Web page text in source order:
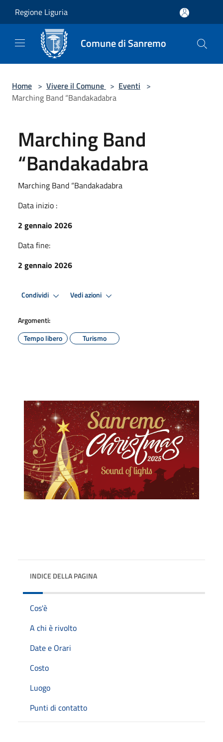
Regione Liguria
Comune di Sanremo
Home > Vivere il Comune > Eventi >
Marching Band “Bandakadabra
Marching Band
“Bandakadabra
Marching Band “Bandakadabra
Data inizio :
2 gennaio 2026
Data fine:
2 gennaio 2026
Condividi Vedi azioni
Argomenti:
Tempo libero
Turismo
INDICE DELLA PAGINA
Cos'è
A chi è rivolto
Date e Orari
Costo
Luogo
Punti di contatto